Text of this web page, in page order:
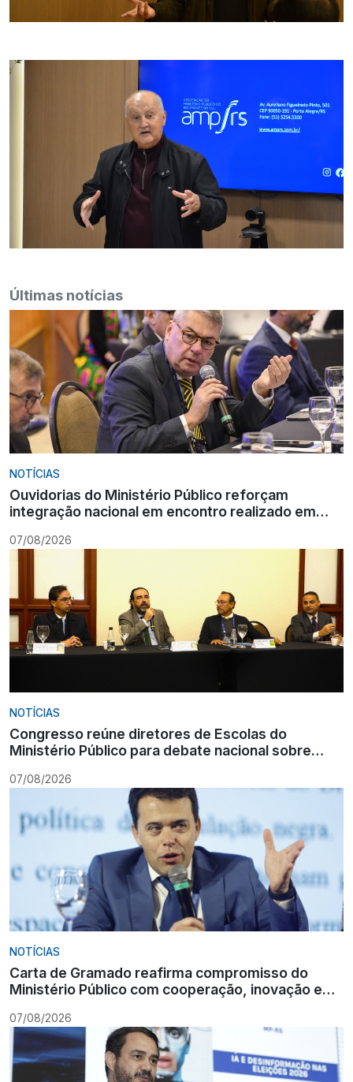
Últimas notícias
NOTÍCIAS
Ouvidorias do Ministério Público reforçam
integração nacional em encontro realizado em
07/08/2026
NOTÍCIAS
Congresso reúne diretores de Escolas do
Ministério Público para debate nacional sobre
07/08/2026
NOTÍCIAS
Carta de Gramado reafirma compromisso do
Ministério Público com cooperação, inovação e
07/08/2026